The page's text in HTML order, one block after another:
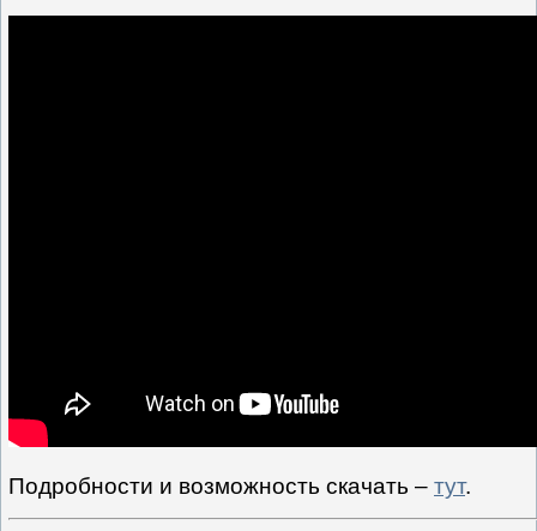
Подробности и возможность скачать – тут.